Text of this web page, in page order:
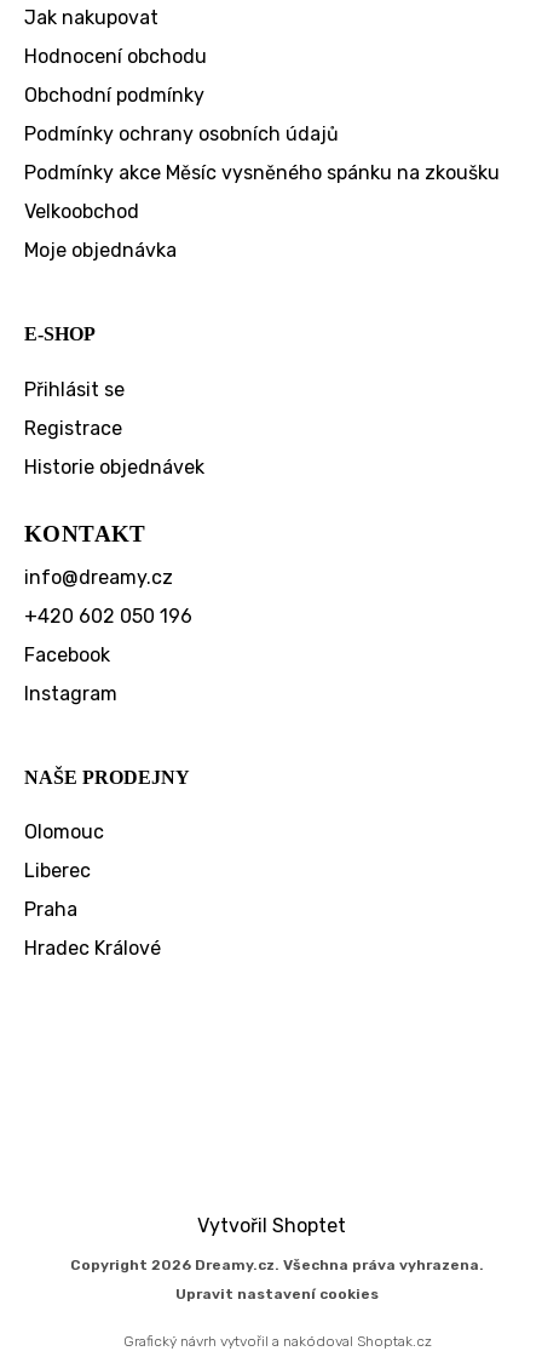
Jak nakupovat
Hodnocení obchodu
Obchodní podmínky
Podmínky ochrany osobních údajů
Podmínky akce Měsíc vysněného spánku na zkoušku
Velkoobchod
Moje objednávka
E-SHOP
Přihlásit se
Registrace
Historie objednávek
KONTAKT
info@dreamy.cz
+420 602 050 196
Facebook
Instagram
NAŠE PRODEJNY
Olomouc
Liberec
Praha
Hradec Králové
Vytvořil Shoptet
Copyright 2026 Dreamy.cz. Všechna práva vyhrazena.
Upravit nastavení cookies
Grafický návrh vytvořil a nakódoval Shoptak.cz